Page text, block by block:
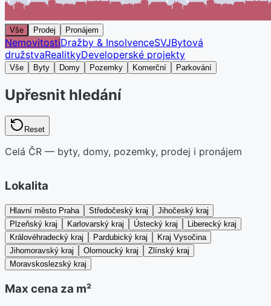
Vše Prodej Pronájem
NemovitostiDražby & InsolvenceSVJBytová
družstvaRealitkyDeveloperské projekty
Vše Byty Domy Pozemky Komerční Parkování
Upřesnit hledání
Reset
Celá ČR — byty, domy, pozemky, prodej i pronájem
Lokalita
Hlavní město Praha Středočeský kraj
Jihočeský kraj
Plzeňský kraj
Karlovarský kraj Ústecký kraj
Liberecký kraj
Královéhradecký kraj
Pardubický kraj
Kraj Vysočina
Jihomoravský kraj
Olomoucký kraj
Zlínský kraj
Moravskoslezský kraj
Max cena za m²